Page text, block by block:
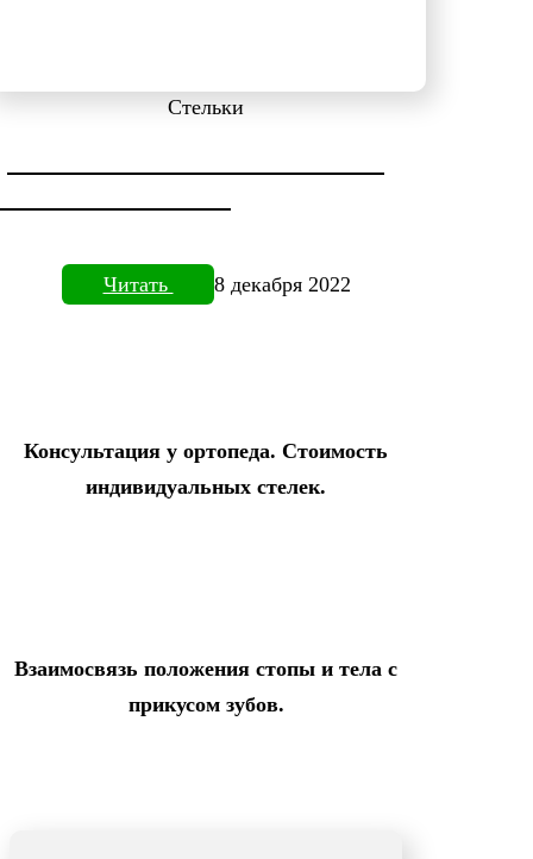
Стельки
Читать 8 декабря 2022
Консультация у ортопеда. Стоимость
индивидуальных стелек.
Взаимосвязь положения стопы и тела с
прикусом зубов.